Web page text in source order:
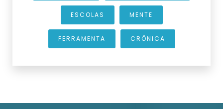
ESCOLAS MENTE
FERRAMENTA CRÔNICA